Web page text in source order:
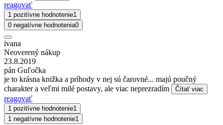
reagovať
1 pozitívne hodnotenie1
0 negatívne hodnotenia0
ivana
Neoverený nákup
23.8.2019
pán Guľočka
je to krásna knižka a príhody v nej sú čarovné... majú poučný
charakter a veľmi milé postavy, ale viac neprezradím
Čítať viac
reagovať
1 pozitívne hodnotenie1
1 negatívne hodnotenie1